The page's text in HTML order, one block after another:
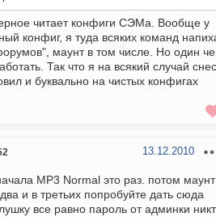
читает конфиги СЭМа. Вообще у
конфиг, я туда всяких команд
маунт в том числе. Но один
Так что я на всякий случай снес
и буквально на чистых конфигах
13.12.2010
MP3 Normal это раз. потом маунт
и в третьих попробуйте дать сюда
все равно пароль от админки